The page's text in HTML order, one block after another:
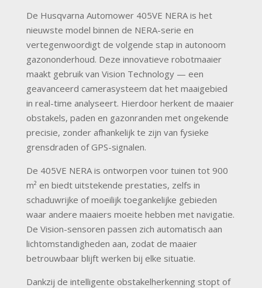
De Husqvarna Automower 405VE NERA is het
nieuwste model binnen de NERA-serie en
vertegenwoordigt de volgende stap in autonoom
gazononderhoud. Deze innovatieve robotmaaier
maakt gebruik van Vision Technology — een
geavanceerd camerasysteem dat het maaigebied
in real-time analyseert. Hierdoor herkent de maaier
obstakels, paden en gazonranden met ongekende
precisie, zonder afhankelijk te zijn van fysieke
grensdraden of GPS-signalen.
De 405VE NERA is ontworpen voor tuinen tot 900
m² en biedt uitstekende prestaties, zelfs in
schaduwrijke of moeilijk toegankelijke gebieden
waar andere maaiers moeite hebben met navigatie.
De Vision-sensoren passen zich automatisch aan
lichtomstandigheden aan, zodat de maaier
betrouwbaar blijft werken bij elke situatie.
Dankzij de intelligente obstakelherkenning stopt of